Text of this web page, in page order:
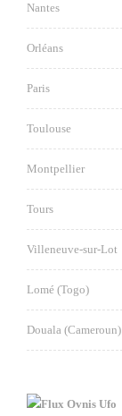
Nantes
Orléans
Paris
Toulouse
Montpellier
Tours
Villeneuve-sur-Lot
Lomé (Togo)
Douala (Cameroun)
Ovnis Ufo